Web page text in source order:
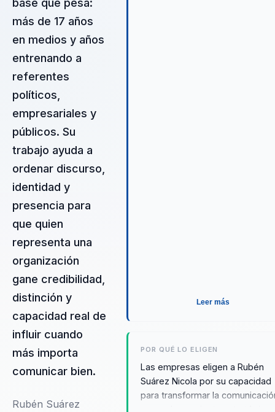
más de 17 años
en medios y años
entrenando a
referentes
políticos,
empresariales y
públicos. Su
trabajo ayuda a
ordenar discurso,
identidad y
presencia para
que quien
representa una
organización
gane credibilidad,
distinción y
capacidad real de
influir cuando
más importa
comunicar bien.
Rubén Suárez
Leer más
POR QUÉ LO ELIGEN
Las empresas eligen a Rubén
Suárez Nicola por su capacidad
para transformar la